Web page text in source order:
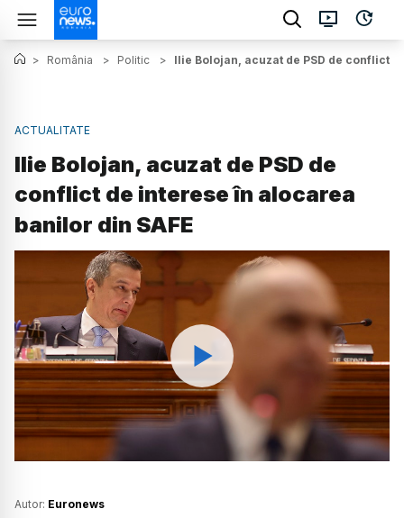
> România > Politic > Ilie Bolojan, acuzat de PSD de conflict
ACTUALITATE
Ilie Bolojan, acuzat de PSD de
conflict de interese în alocarea
banilor din SAFE
Watch
Autor: Euronews